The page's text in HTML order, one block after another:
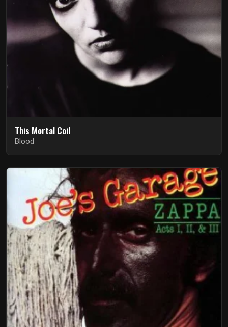
This Mortal Coil
Blood